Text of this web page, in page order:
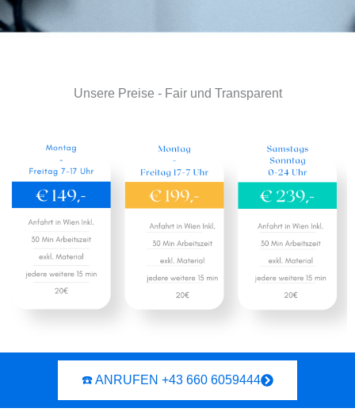
Unsere Preise - Fair und Transparent
☎️ ANRUFEN +43 660 6059444